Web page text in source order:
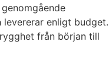
enligt budget.
från början till